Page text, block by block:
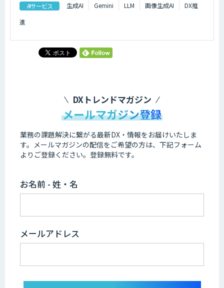
AIサービス 生成AI Gemini LLM 画像生成AI
DX推
進
DXトレンドマガジン
メールマガジン登録
業務の課題解決に繋がる最新DX・情報をお届けいたしま
す。 メールマガジンの配信をご希望の方は、下記フォーム
よりご登録ください。登録無料です。
お名前 - 姓・名
メールアドレス